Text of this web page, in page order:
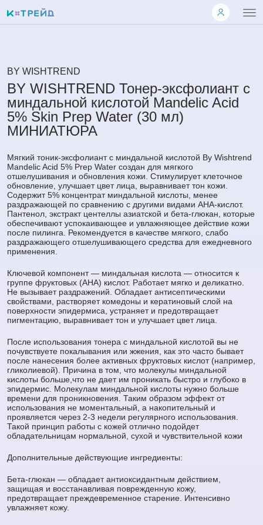
BY WISHTREND
BY WISHTREND Тонер-эксфолиант с
миндальной кислотой Mandelic Acid
5% Skin Prep Water (30 мл)
МИНИАТЮРА
Мягкий тоник-эксфолиант с миндальной кислотой By Wishtrend
Mandelic Acid 5% Prep Water создан для мягкого
отшелушивания и обновления кожи. Стимулирует клеточное
обновление, улучшает цвет лица, выравнивает тон кожи.
Содержит 5% концентрат миндальной кислоты, менее
раздражающей по сравнению с другими видами AHA-кислот.
Пантенол, экстракт центеллы азиатской и бета-глюкан, которые
обеспечивают успокаивающее и увлажняющее действие кожи
после пилинга. Рекомендуется в качестве мягкого, слабо
раздражающего отшелушивающего средства для ежедневного
применения.
Ключевой компонент — миндальная кислота — относится к
группе фруктовых (AHA) кислот. Работает мягко и деликатно.
Не вызывает раздражений. Обладает антисептическими
свойствами, растворяет комедоны и кератиновый слой на
поверхности эпидермиса, устраняет и предотвращает
пигментацию, выравнивает тон и улучшает цвет лица.
После использования тонера с миндальной кислотой вы не
почувствуете покалывания или жжения, как это часто бывает
после нанесения более активных фруктовых кислот (например,
гликолиевой). Причина в том, что молекулы миндальной
кислоты больше,что не дает им проникать быстро и глубоко в
эпидермис. Молекулам миндальной кислоты нужно больше
времени для проникновения. Таким образом эффект от
использования не моментальный, а накопительный и
проявляется через 2-3 недели регулярного использования.
Такой принцип работы с кожей отлично подойдет
обладательницам нормальной, сухой и чувствительной кожи
Дополнительные действующие ингредиенты:
Бета-глюкан — обладает антиоксидантным действием,
защищая и восстанавливая поврежденную кожу,
предотвращает преждевременное старение. Интенсивно
увлажняет кожу.